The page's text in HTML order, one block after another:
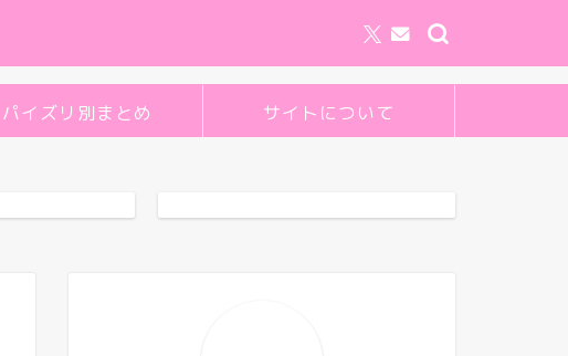
パイズリ別まとめ サイトについて